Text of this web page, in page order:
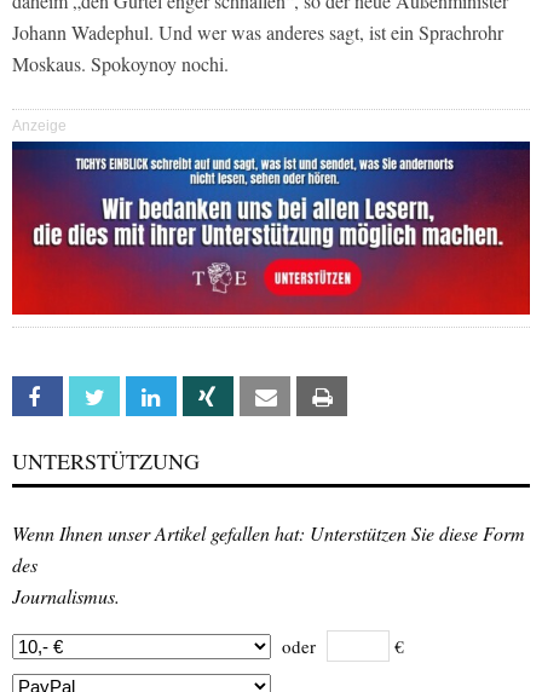
Johann Wadephul. Und wer was anderes sagt, ist ein Sprachrohr
Moskaus. Spokoynoy nochi.
Anzeige
Facebook Twitter Linkedin Xing Email
UNTERSTÜTZUNG
Wenn Ihnen unser Artikel gefallen hat: Unterstützen Sie diese Form
des
Journalismus.
oder €